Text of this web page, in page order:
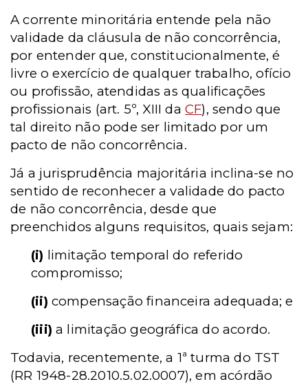
A corrente minoritária entende pela não
validade da cláusula de não concorrência,
por entender que, constitucionalmente, é
livre o exercício de qualquer trabalho, ofício
ou profissão, atendidas as qualificações
profissionais (art. 5º, XIII da CF), sendo que
tal direito não pode ser limitado por um
pacto de não concorrência.
Já a jurisprudência majoritária inclina-se no
sentido de reconhecer a validade do pacto
de não concorrência, desde que
preenchidos alguns requisitos, quais sejam:
(i) limitação temporal do referido
compromisso;
(ii) compensação financeira adequada; e
(iii) a limitação geográfica do acordo.
Todavia, recentemente, a 1ª turma do TST
(RR 1948-28.2010.5.02.0007), em acórdão